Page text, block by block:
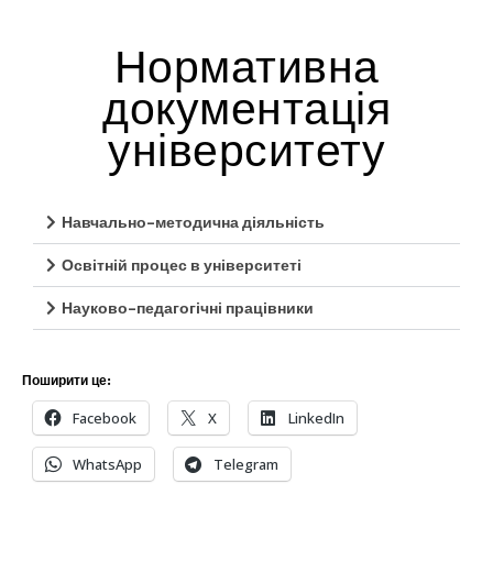
Нормативна
документація
університету
Навчально-методична діяльність
Освітній процес в університеті
Науково-педагогічні працівники
Поширити це:
Facebook X LinkedIn
WhatsApp Telegram